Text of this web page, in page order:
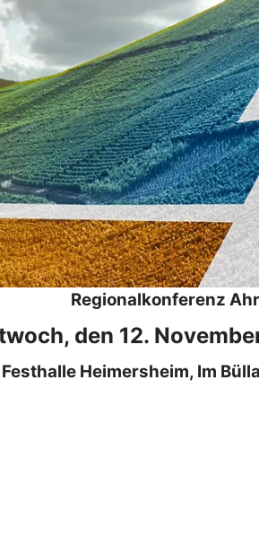
Regionalkonferenz
den 12.
Heimersheim, Im